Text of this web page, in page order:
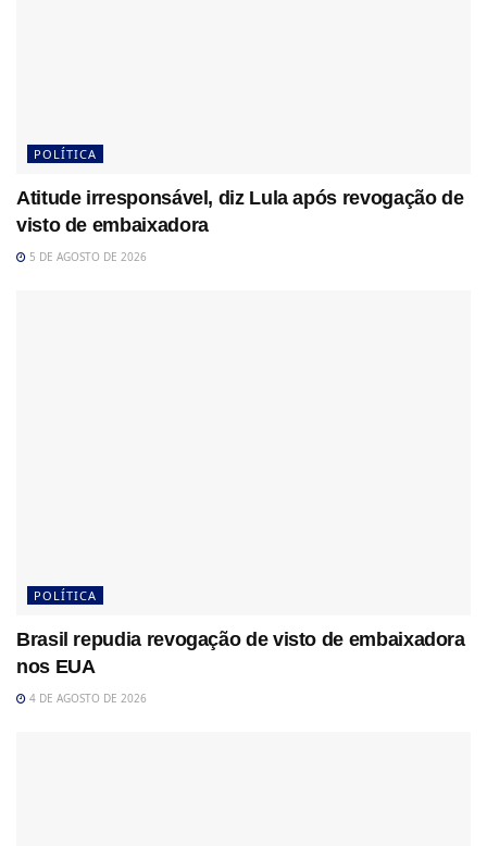
POLÍTICA
Atitude irresponsável, diz Lula após revogação de
visto de embaixadora
5 DE AGOSTO DE 2026
POLÍTICA
Brasil repudia revogação de visto de embaixadora
nos EUA
4 DE AGOSTO DE 2026